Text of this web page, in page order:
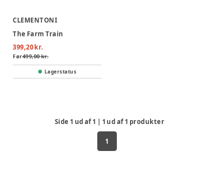
CLEMENTONI
The Farm Train
399,20 kr.
Før499,00 kr.
Lagerstatus
Side 1 ud af1 | 1 ud af1 produkter
1